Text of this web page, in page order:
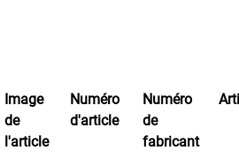
Image
de
l'article
Numéro
d'article
Numéro
de
fabricant